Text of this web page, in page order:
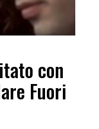
con
Fuori